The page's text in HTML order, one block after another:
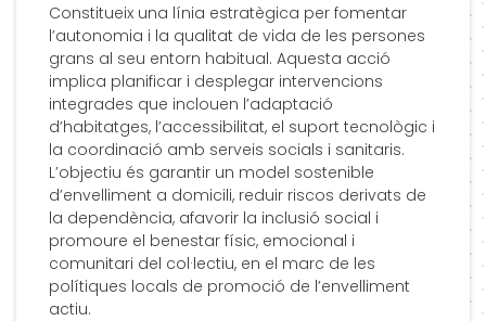
Constitueix una línia estratègica per fomentar
l’autonomia i la qualitat de vida de les persones
grans al seu entorn habitual. Aquesta acció
implica planificar i desplegar intervencions
integrades que inclouen l’adaptació
d’habitatges, l’accessibilitat, el suport tecnològic i
la coordinació amb serveis socials i sanitaris.
L’objectiu és garantir un model sostenible
d’envelliment a domicili, reduir riscos derivats de
la dependència, afavorir la inclusió social i
promoure el benestar físic, emocional i
comunitari del col·lectiu, en el marc de les
polítiques locals de promoció de l’envelliment
actiu.